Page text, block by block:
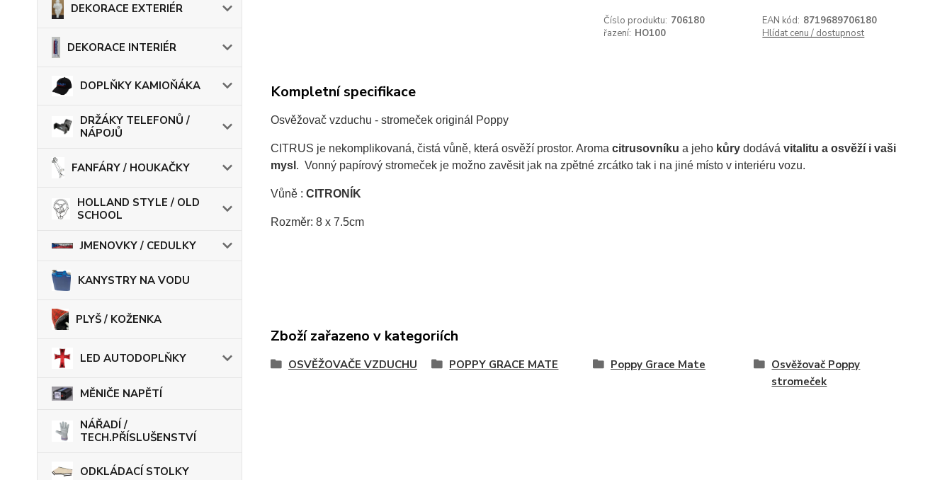
DEKORACE EXTERIÉR
DEKORACE INTERIÉR
DOPLŇKY KAMIOŇÁKA
DRŽÁKY TELEFONŮ /
NÁPOJŮ
FANFÁRY / HOUKAČKY
HOLLAND STYLE / OLD
SCHOOL
JMENOVKY / CEDULKY
KANYSTRY NA VODU
PLYŠ / KOŽENKA
LED AUTODOPLŇKY
MĚNIČE NAPĚTÍ
NÁŘADÍ /
TECH.PŘÍSLUŠENSTVÍ
ODKLÁDACÍ STOLKY
Číslo produktu: 706180 EAN kód: 8719689706180
řazení: HO100 Hlídat cenu / dostupnost
Kompletní specifikace
Osvěžovač vzduchu - stromeček originál Poppy
CITRUS je nekomplikovaná, čistá vůně, která osvěží prostor. Aroma citrusovníku a jeho kůrydodává vitalitu a osvěží i vaši
mysl . Vonný papírový stromeček je možno zavěsit jak na zpětné zrcátko tak i na jiné místo v interiéru vozu.
Vůně : CITRONÍK
Rozměr: 8 x 7.5cm
Zboží zařazeno v kategoriích
OSVĚŽOVAČE VZDUCHU POPPY GRACE MATE Poppy Grace Mate
Osvěžovač Poppy
stromeček